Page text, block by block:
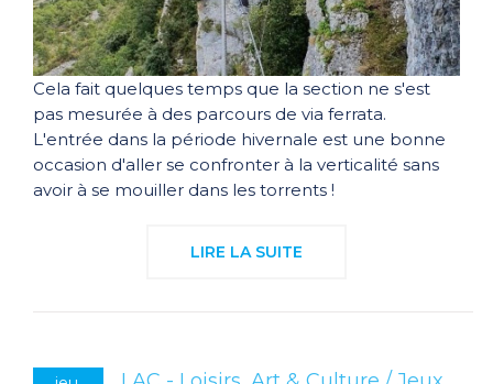
Cela fait quelques temps que la section ne s'est
pas mesurée à des parcours de via ferrata.
L'entrée dans la période hivernale est une bonne
occasion d'aller se confronter à la verticalité sans
avoir à se mouiller dans les torrents !
LIRE LA SUITE